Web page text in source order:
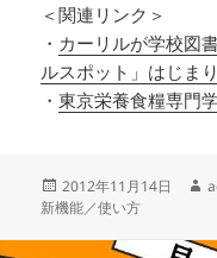
＜関連リンク＞
・ カーリルが学校図
ルスポット」はじま
・東京栄養食糧専門
投
稿
2012年11月14日
新機能／使い方